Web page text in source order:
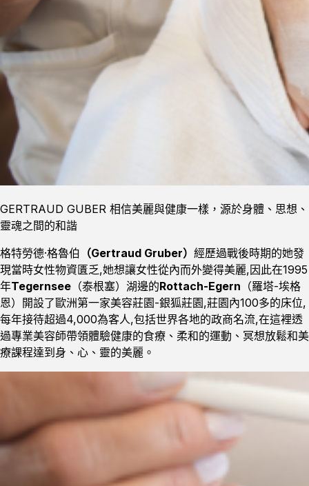
GERTRAUD GUBER 相信美麗與健康一樣，源於身體、思想、
靈魂之間的和諧
格特勞德·格魯伯 （Gertraud Gruber） 經歷過戰後時期的她發
現當時女性物資匱乏,她想讓女性從內而外變得美麗,因此在1995
年Tegernsee （泰根塞）湖邊的Rottach-Egern （羅塔-埃格
恩）開設了歐洲第一家美容莊園-銀狐莊園,莊園內100多的床位,
每年接待超過4,000為客人,包括世界各地的政商名流,在這裡透
過專業美容師帶領體驗健康的食療、柔和的運動、冥想放鬆和美
療課程達到身、心、靈的美麗。